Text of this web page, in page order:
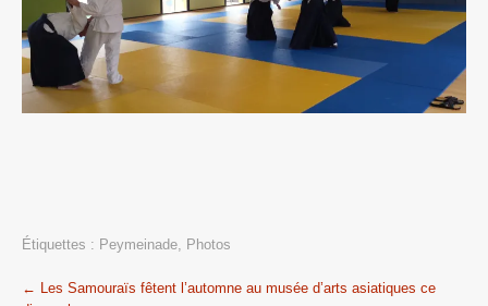
Étiquettes : Peymeinade, Photos
Post
← Les Samouraïs fêtent l’automne au musée d’arts asiatiques ce